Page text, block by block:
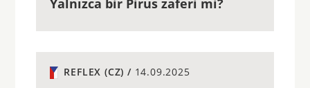
Yalnızca bir Pirus zaferi mi?
REFLEX (CZ) / 14.09.2025